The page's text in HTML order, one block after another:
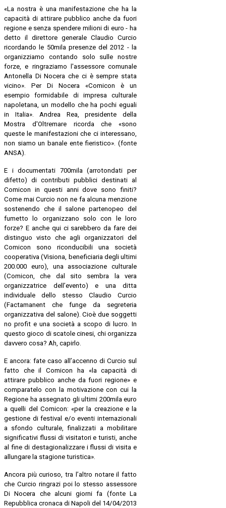
«La nostra è una manifestazione che ha la
capacità di attirare pubblico anche da fuori
regione e senza spendere milioni di euro - ha
detto il direttore generale Claudio Curcio
ricordando le 50mila presenze del 2012 - la
organizziamo contando solo sulle nostre
forze, e ringraziamo l'assessore comunale
Antonella Di Nocera che ci è sempre stata
vicino». Per Di Nocera «Comicon è un
esempio formidabile di impresa culturale
napoletana, un modello che ha pochi eguali
in Italia». Andrea Rea, presidente della
Mostra d'Oltremare ricorda che «sono
queste le manifestazioni che ci interessano,
non siamo un banale ente fieristico». (fonte
ANSA).
E i documentati 700mila (arrotondati per
difetto) di contributi pubblici destinati al
Comicon in questi anni dove sono finiti?
Come mai Curcio non ne fa alcuna menzione
sostenendo che il salone partenopeo del
fumetto lo organizzano solo con le loro
forze? E anche qui ci sarebbero da fare dei
distinguo visto che agli organizzatori del
Comicon sono riconducibili una società
cooperativa (Visiona, beneficiaria degli ultimi
200.000 euro), una associazione culturale
(Comicon, che dal sito sembra la vera
organizzatrice dell’evento) e una ditta
individuale dello stesso Claudio Curcio
(Factamanent che funge da segreteria
organizzativa del salone). Cioè due soggetti
no profit e una società a scopo di lucro. In
questo gioco di scatole cinesi, chi organizza
davvero cosa? Ah, capirlo.
E ancora: fate caso all’accenno di Curcio sul
fatto che il Comicon ha «la capacità di
attirare pubblico anche da fuori regione» e
comparatelo con la motivazione con cui la
Regione ha assegnato gli ultimi 200mila euro
a quelli del Comicon: «per la creazione e la
gestione di festival e/o eventi internazionali
a sfondo culturale, finalizzati a mobilitare
significativi flussi di visitatori e turisti, anche
al fine di destagionalizzare i flussi di visita e
allungare la stagione turistica».
Ancora più curioso, tra l’altro notare il fatto
che Curcio ringrazi poi lo stesso assessore
Di Nocera che alcuni giorni fa (fonte La
Repubblica cronaca di Napoli del 14/04/2013